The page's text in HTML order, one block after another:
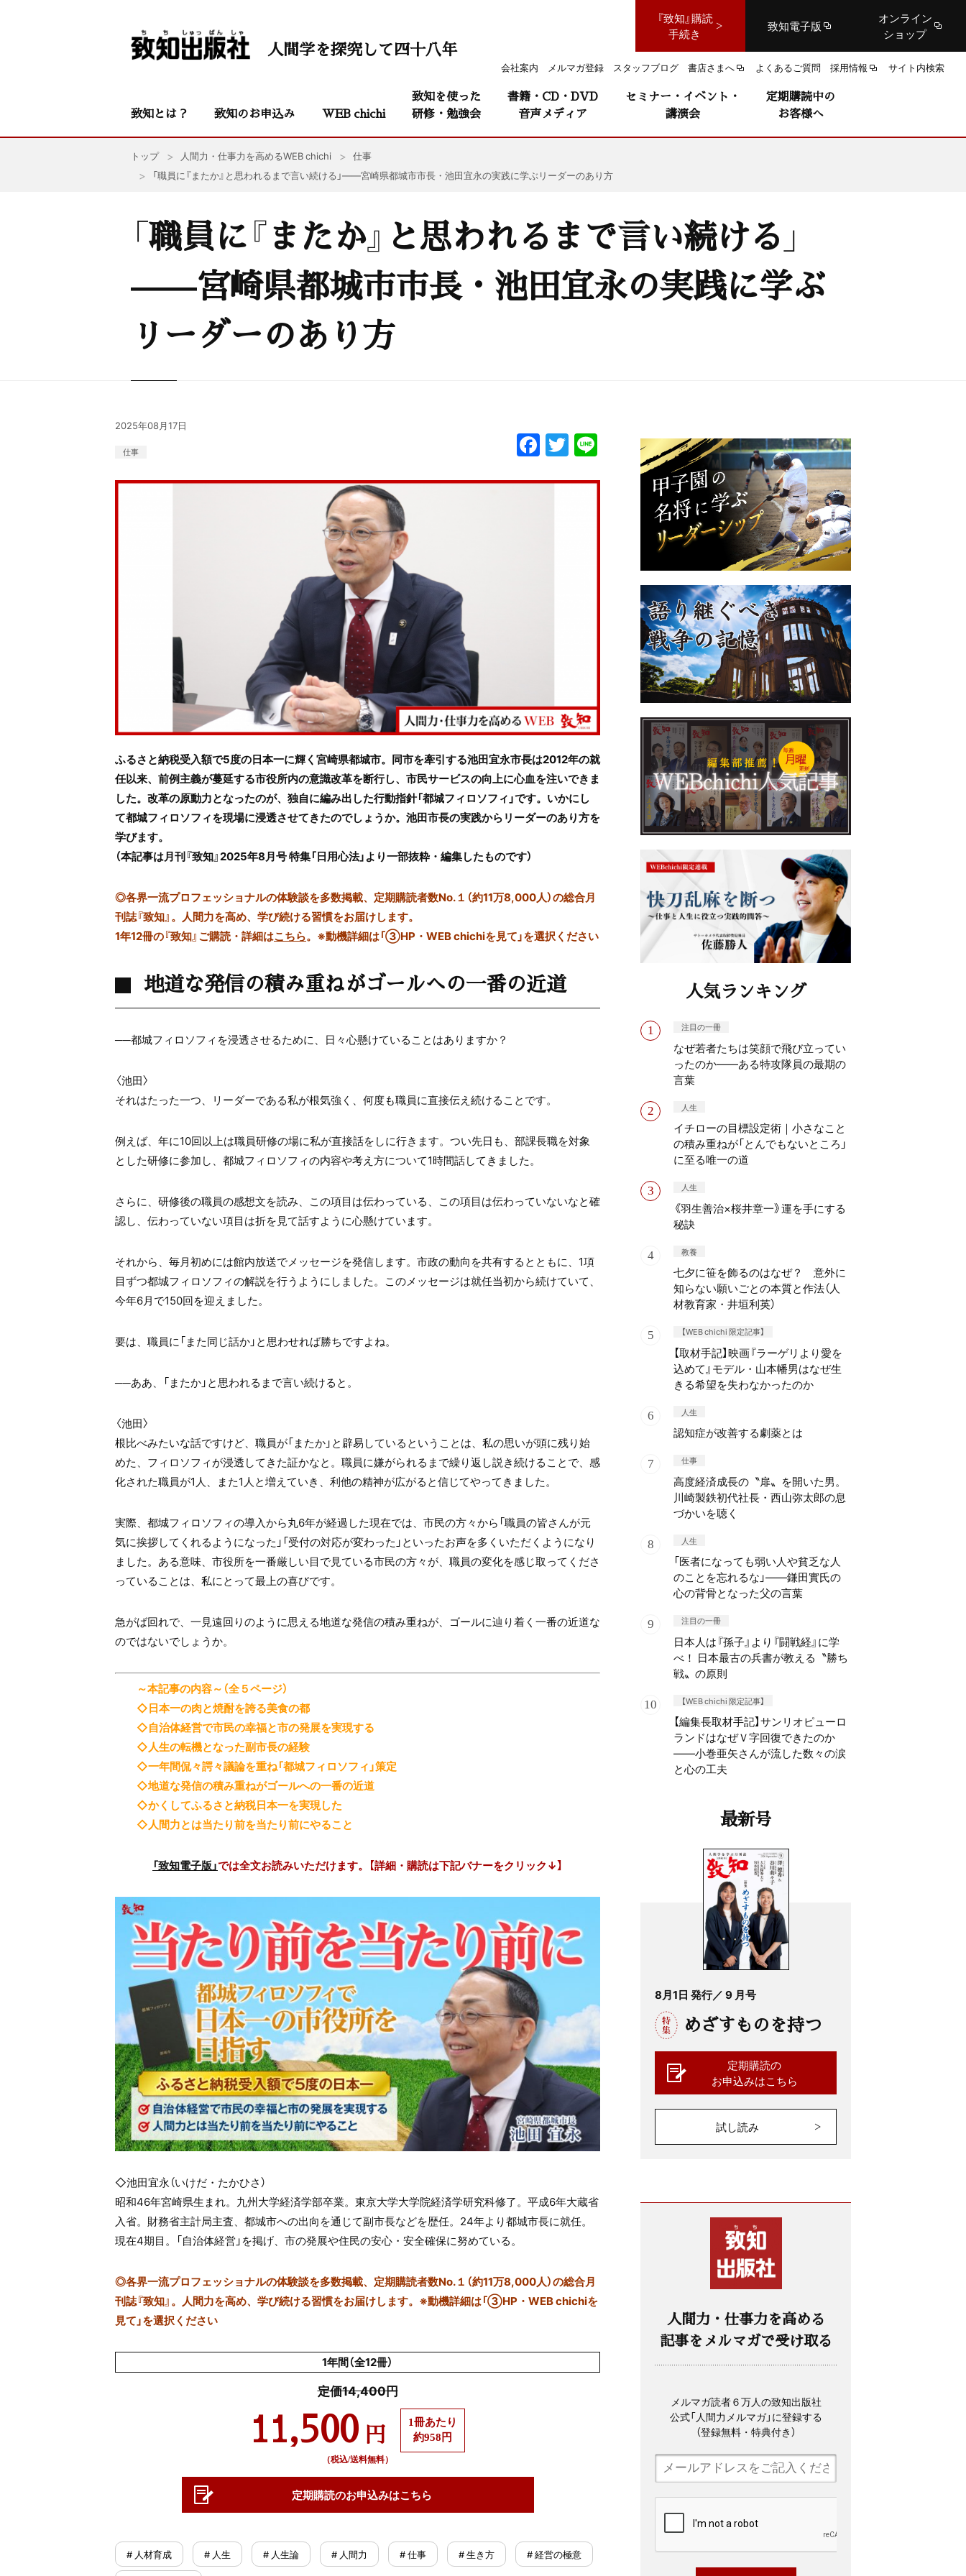
『致知』購読
手続き
致知電子版
オンライン
ショップ
会社案内 メルマガ登録 スタッフブログ 書店さまへ よくあるご質問 採用情報 サイト内検索
人間学を探究して四十八年
致知とは？ 致知のお申込み WEB chichi
致知を使った
研修・勉強会
書籍・CD・DVD
音声メディア
セミナー・イベント・
講演会
定期購読中の
お客様へ
トップ 人間力・仕事力を高めるWEB chichi
仕事
「職員に『またか』と思われるまで言い続ける」——宮崎県都城市市長・池田宜永の実践に学ぶリーダーのあり方
「職員に『またか』と思われるまで言い続ける」
——宮崎県都城市市長・池田宜永の実践に学ぶ
リーダーのあり方
2025年08月17日
仕事 F
a
c
T
w
itte
ふるさと納税受入額で5度の日本一に輝く宮崎県都城市。同市を牽引する池田宜永市長は2012年の就
任以来、前例主義が蔓延する市役所内の意識改革を断行し、市民サービスの向上に心血を注いできま
した。改革の原動力となったのが、独自に編み出した行動指針「都城フィロソフィ」です。いかにし
て都城フィロソフィを現場に浸透させてきたのでしょうか。池田市長の実践からリーダーのあり方を
学びます。
（本記事は月刊『致知』2025年8月号 特集「日用心法」より一部抜粋・編集したものです）
◎各界一流プロフェッショナルの体験談を多数掲載、定期購読者数No.１（約11万8,000人）の総合月
刊誌『致知』。人間力を高め、学び続ける習慣をお届けします。
1年12冊の『致知』ご購読・詳細はこちら。 ※動機詳細は「③HP・WEB chichiを見て」を選択ください
地道な発信の積み重ねがゴールへの一番の近道
──都城フィロソフィを浸透させるために、日々心懸けていることはありますか？
〈池田〉
それはたった一つ、リーダーである私が根気強く、何度も職員に直接伝え続けることです。
例えば、年に10回以上は職員研修の場に私が直接話をしに行きます。つい先日も、部課長職を対象
とした研修に参加し、都城フィロソフィの内容や考え方について1時間話してきました。
さらに、研修後の職員の感想文を読み、この項目は伝わっている、この項目は伝わっていないなと確
認し、伝わっていない項目は折を見て話すように心懸けています。
それから、毎月初めには館内放送でメッセージを発信します。市政の動向を共有するとともに、1項
目ずつ都城フィロソフィの解説を行うようにしました。このメッセージは就任当初から続けていて、
今年6月で150回を迎えました。
要は、職員に「また同じ話か」と思わせれば勝ちですよね。
──ああ、「またか」と思われるまで言い続けると。
〈池田〉
根比べみたいな話ですけど、職員が「またか」と辟易しているということは、私の思いが頭に残り始
めた、フィロソフィが浸透してきた証かなと。職員に嫌がられるまで繰り返し説き続けることで、感
化された職員が1人、また1人と増えていき、利他の精神が広がると信じてやってきました。
実際、都城フィロソフィの導入から丸6年が経過した現在では、市民の方々から「職員の皆さんが元
気に挨拶してくれるようになった」「受付の対応が変わった」といったお声を多くいただくようになり
ました。ある意味、市役所を一番厳しい目で見ている市民の方々が、職員の変化を感じ取ってくださ
っていることは、私にとって最上の喜びです。
急がば回れで、一見遠回りのように思える地道な発信の積み重ねが、ゴールに辿り着く一番の近道な
のではないでしょうか。
～本記事の内容～（全５ページ）
◇日本一の肉と焼酎を誇る美食の都
◇自治体経営で市民の幸福と市の発展を実現する
◇人生の転機となった副市長の経験
◇一年間侃々諤々議論を重ね「都城フィロソフィ」策定
◇地道な発信の積み重ねがゴールへの一番の近道
◇かくしてふるさと納税日本一を実現した
◇人間力とは当たり前を当たり前にやること
「致知電子版」では全文お読みいただけます。【詳細・購読は下記バナーをクリック↓】
◇池田宜永（いけだ・たかひさ）
昭和46年宮崎県生まれ。九州大学経済学部卒業。東京大学大学院経済学研究科修了。平成6年大蔵省
入省。財務省主計局主査、都城市への出向を通じて副市長などを歴任。24年より都城市長に就任。
現在4期目。「自治体経営」を掲げ、市の発展や住民の安心・安全確保に努めている。
◎各界一流プロフェッショナルの体験談を多数掲載、定期購読者数No.１（約11万8,000人）の総合月
刊誌『致知』。人間力を高め、学び続ける習慣をお届けします。※動機詳細は「③HP・WEB chichiを
見て」を選択ください
1年間（全12冊）
定価14,400円
11,500 円
1冊あたり
約958円
（税込/送料無料）
定期購読のお申込みはこちら
# 人材育成 # 人生 # 人生論 # 人間力 # 仕事 # 生き方 # 経営の極意
人気ランキング
注目の一冊
なぜ若者たちは笑顔で飛び立ってい
ったのか——ある特攻隊員の最期の
言葉
人生
イチローの目標設定術｜小さなこと
の積み重ねが「とんでもないところ」
に至る唯一の道
人生
《羽生善治×桜井章一》運を手にする
秘訣
教養
七夕に笹を飾るのはなぜ？ 意外に
知らない願いごとの本質と作法（人
材教育家・井垣利英）
【WEB chichi 限定記事】
【取材手記】映画『ラーゲリより愛を
込めて』モデル・山本幡男はなぜ生
きる希望を失わなかったのか
人生
認知症が改善する劇薬とは
仕事
高度経済成長の〝扉〟を開いた男。
川崎製鉄初代社長・西山弥太郎の息
づかいを聴く
人生
「医者になっても弱い人や貧乏な人
のことを忘れるな」——鎌田實氏の
心の背骨となった父の言葉
注目の一冊
日本人は『孫子』より『闘戦経』に学
べ！ 日本最古の兵書が教える〝勝ち
戦〟の原則
【WEB chichi 限定記事】
【編集長取材手記】サンリオピューロ
ランドはなぜＶ字回復できたのか
——小巻亜矢さんが流した数々の涙
と心の工夫
最新号
8月1日 発行／ 9 月号
めざすものを持つ
定期購読の
お申込みはこちら
試し読み
人間力・仕事力を高める
記事をメルマガで受け取る
メルマガ読者６万人の致知出版社
公式「人間力メルマガ」に登録する
（登録無料・特典付き）